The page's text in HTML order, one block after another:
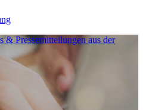
& Pressemitteilungen aus der